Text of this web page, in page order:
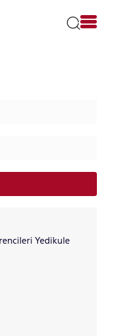
Yedikule